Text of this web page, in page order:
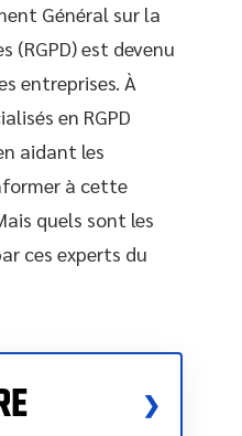
Général sur la
(RGPD) est devenu
entreprises. À
en RGPD
aidant les
à cette
quels sont les
ces experts du